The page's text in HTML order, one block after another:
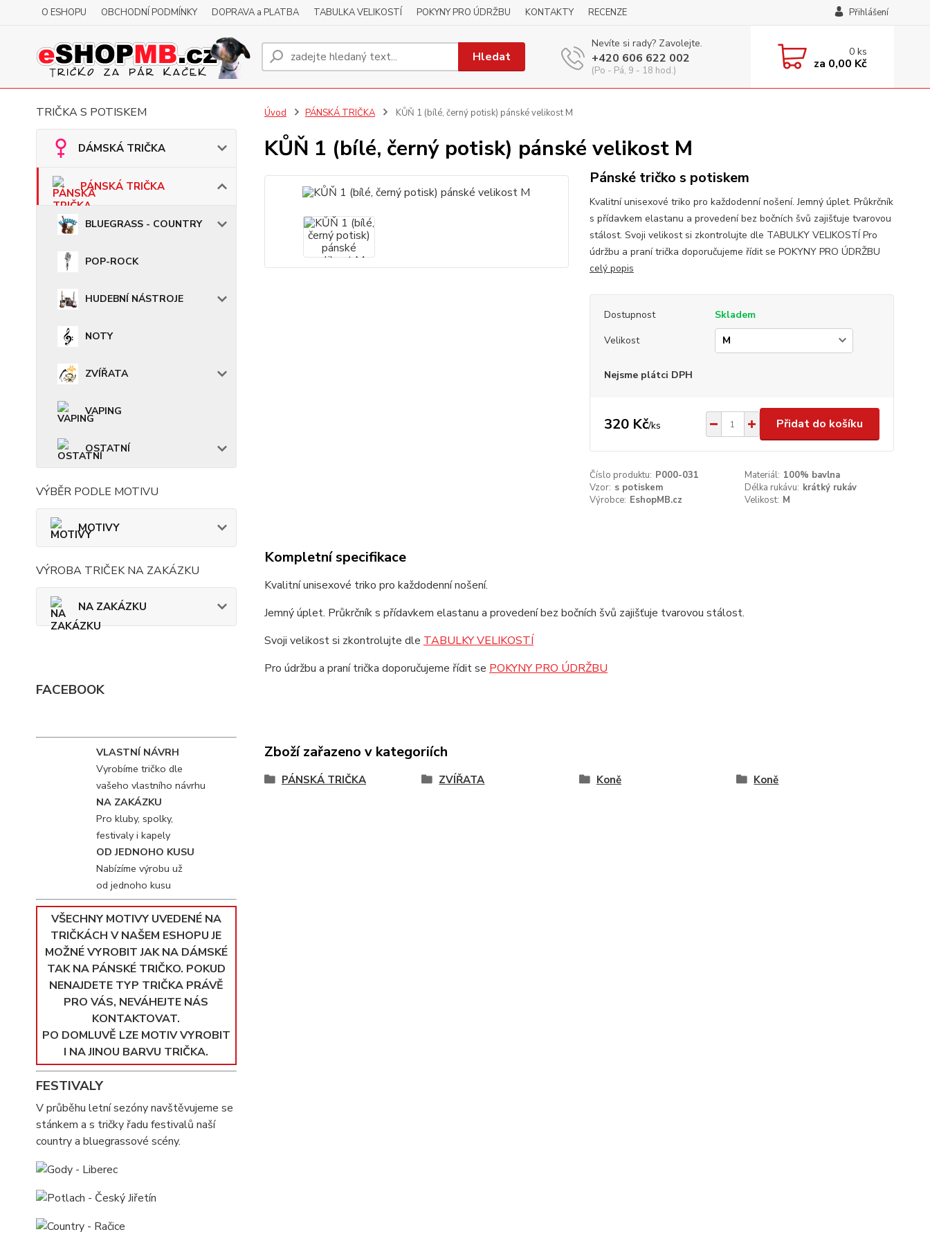
O ESHOPU OBCHODNÍ PODMÍNKY DOPRAVA a PLATBA TABULKA VELIKOSTÍ POKYNY PRO ÚDRŽBU KONTAKTY RECENZE Přihlášení
Hledat
Nevíte si rady? Zavolejte.
+420 606 622 002
(Po - Pá, 9 - 18 hod.)
0ks
za 0,00 Kč
TRIČKA S POTISKEM
DÁMSKÁ TRIČKA
PÁNSKÁ TRIČKA
BLUEGRASS - COUNTRY
POP-ROCK
HUDEBNÍ NÁSTROJE
NOTY
ZVÍŘATA
VAPING
OSTATNÍ
VÝBĚR PODLE MOTIVU
MOTIVY
VÝROBA TRIČEK NA ZAKÁZKU
NA ZAKÁZKU
FACEBOOK
VLASTNÍ NÁVRH
Vyrobíme tričko dle
vašeho vlastního návrhu
NA ZAKÁZKU
Pro kluby, spolky,
festivaly i kapely
OD JEDNOHO KUSU
Nabízíme výrobu už
od jednoho kusu
VŠECHNY MOTIVY UVEDENÉ NA
TRIČKÁCH V NAŠEM ESHOPU JE
MOŽNÉ VYROBIT JAK NA DÁMSKÉ
TAK NA PÁNSKÉ TRIČKO. POKUD
NENAJDETE TYP TRIČKA PRÁVĚ
PRO VÁS, NEVÁHEJTE NÁS
KONTAKTOVAT.
PO DOMLUVĚ LZE MOTIV VYROBIT
I NA JINOU BARVU TRIČKA.
FESTIVALY
V průběhu letní sezóny navštěvujeme se
stánkem a s tričky řadu festivalů naší
country a bluegrassové scény.
Úvod PÁNSKÁ TRIČKA KŮŇ 1 (bílé, černý potisk) pánské velikost M
KŮŇ 1 (bílé, černý potisk) pánské velikost M
Pánské tričko s potiskem
Kvalitní unisexové triko pro každodenní nošení. Jemný úplet. Průkrčník
s přídavkem elastanu a provedení bez bočních švů zajišťuje tvarovou
stálost. Svoji velikost si zkontrolujte dle TABULKY VELIKOSTÍ Pro
údržbu a praní trička doporučujeme řídit se POKYNY PRO ÚDRŽBU
celý popis
Dostupnost
Skladem
Velikost
Nejsme plátci DPH
320 Kč/ks Přidat do košíku
Číslo produktu: P000-031 Materiál: 100% bavlna
Vzor: s potiskem Délka rukávu: krátký rukáv
Výrobce: EshopMB.cz Velikost: M
Kompletní specifikace
Kvalitní unisexové triko pro každodenní nošení.
Jemný úplet. Průkrčník s přídavkem elastanu a provedení bez bočních švů zajišťuje tvarovou stálost.
Svoji velikost si zkontrolujte dle TABULKY VELIKOSTÍ
Pro údržbu a praní trička doporučujeme řídit se POKYNY PRO ÚDRŽBU
Zboží zařazeno v kategoriích
PÁNSKÁ TRIČKA ZVÍŘATA Koně Koně